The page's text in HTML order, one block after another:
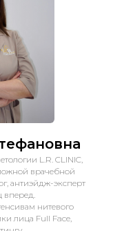
L.R. CLINIC,
врачебной
антиэйдж-эксперт
вперед.
нитевого
лица Full Face,